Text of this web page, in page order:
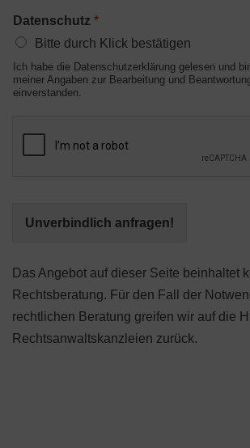
Datenschutz *
Bitte durch Klick bestätigen
Ich habe die Datenschutzerklärung gelesen und
meiner Angaben zur Bearbeitung und
einverstanden.
Unverbindlich anfragen!
Das Angebot auf dieser Seite beinhaltet
Rechtsberatung. Für den Fall der
rechtlichen Beratung greifen wir auf die
Rechtsanwaltskanzleien zurück.